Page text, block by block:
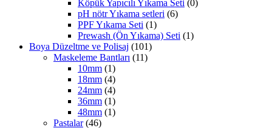
Köpük Yapıcılı Yıkama Seti (0)
pH nötr Yıkama setleri (6)
PPF Yıkama Seti (1)
Prewash (Ön Yıkama) Seti (1)
Boya Düzeltme ve Polisaj (101)
Maskeleme Bantları (11)
10mm (1)
18mm (4)
24mm (4)
36mm (1)
48mm (1)
Pastalar (46)